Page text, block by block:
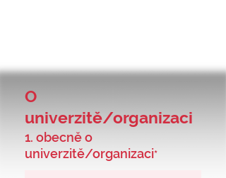
O
univerzitě/organizaci
1. obecně o
univerzitě/organizaci*